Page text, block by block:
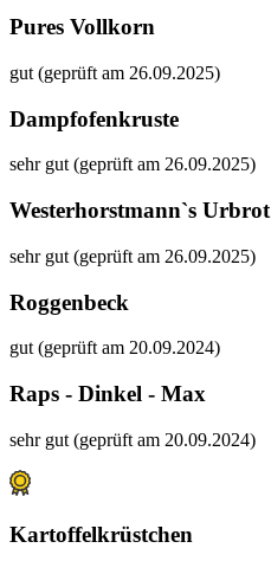
Pures Vollkorn
gut (geprüft am 26.09.2025)
Dampfofenkruste
sehr gut (geprüft am 26.09.2025)
Westerhorstmann`s Urbrot
sehr gut (geprüft am 26.09.2025)
Roggenbeck
gut (geprüft am 20.09.2024)
Raps - Dinkel - Max
sehr gut (geprüft am 20.09.2024)
Kartoffelkrüstchen